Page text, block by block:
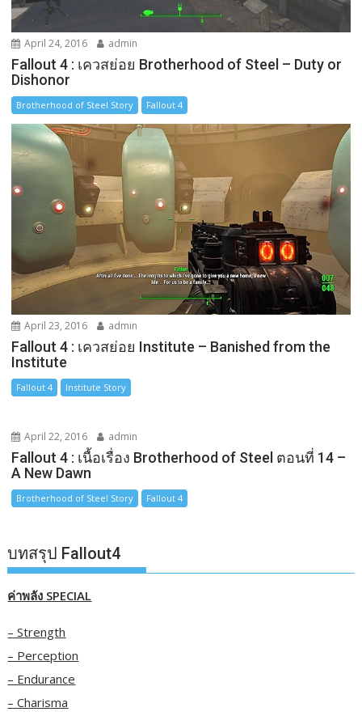
April 24, 2016 admin
Fallout 4 : เควสย่อย Brotherhood of Steel – Duty or
Dishonor
Brotherhood of Steel Story Fallout 4
April 23, 2016 admin
Fallout 4 : เควสย่อย Institute – Banished from the
Institute
Fallout 4 Institute Story
April 22, 2016 admin
Fallout 4 : เนื้อเรื่อง Brotherhood of Steel ตอนที่ 14 –
A New Dawn
Brotherhood of Steel Story Fallout 4
บทสรุป Fallout4
ค่าพลัง SPECIAL
– Strength
– Perception
– Endurance
– Charisma